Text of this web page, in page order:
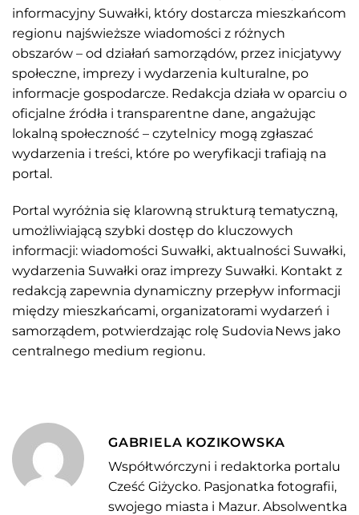
informacyjny Suwałki, który dostarcza mieszkańcom
regionu najświeższe wiadomości z różnych
obszarów – od działań samorządów, przez inicjatywy
społeczne, imprezy i wydarzenia kulturalne, po
informacje gospodarcze. Redakcja działa w oparciu o
oficjalne źródła i transparentne dane, angażując
lokalną społeczność – czytelnicy mogą zgłaszać
wydarzenia i treści, które po weryfikacji trafiają na
portal.
Portal wyróżnia się klarowną strukturą tematyczną,
umożliwiającą szybki dostęp do kluczowych
informacji: wiadomości Suwałki, aktualności Suwałki,
wydarzenia Suwałki oraz imprezy Suwałki. Kontakt z
redakcją zapewnia dynamiczny przepływ informacji
między mieszkańcami, organizatorami wydarzeń i
samorządem, potwierdzając rolę Sudovia News jako
centralnego medium regionu.
GABRIELA KOZIKOWSKA
Współtwórczyni i redaktorka portalu
Cześć Giżycko. Pasjonatka fotografii,
swojego miasta i Mazur. Absolwentka